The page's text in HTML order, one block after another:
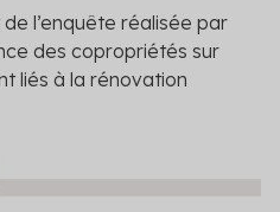
l’enquête réalisée par
des copropriétés sur
liés à la rénovation